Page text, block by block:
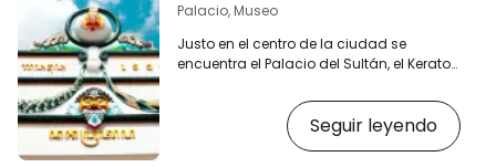
Palacio, Museo
Justo en el centro de la ciudad se
encuentra el Palacio del Sultán, el Keraton
Kraton—, cuyo nombre oficial completo
es «Keraton NgayogyakartaSeguir leyendo